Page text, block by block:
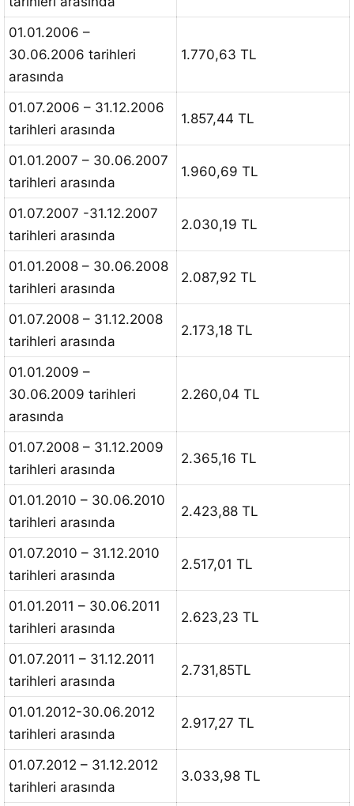
01.01.2006 –
30.06.2006 tarihleri
arasında
1.770,63 TL
01.07.2006 – 31.12.2006
tarihleri arasında
1.857,44 TL
01.01.2007 – 30.06.2007
tarihleri arasında
1.960,69 TL
01.07.2007 -31.12.2007
tarihleri arasında
2.030,19 TL
01.01.2008 – 30.06.2008
tarihleri arasında
2.087,92 TL
01.07.2008 – 31.12.2008
tarihleri arasında
2.173,18 TL
01.01.2009 –
30.06.2009 tarihleri
arasında
2.260,04 TL
01.07.2008 – 31.12.2009
tarihleri arasında
2.365,16 TL
01.01.2010 – 30.06.2010
tarihleri arasında
2.423,88 TL
01.07.2010 – 31.12.2010
tarihleri arasında
2.517,01 TL
01.01.2011 – 30.06.2011
tarihleri arasında
2.623,23 TL
01.07.2011 – 31.12.2011
tarihleri arasında
2.731,85TL
01.01.2012-30.06.2012
tarihleri arasında
2.917,27 TL
01.07.2012 – 31.12.2012
tarihleri arasında
3.033,98 TL